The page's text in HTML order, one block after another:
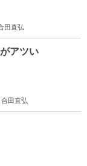
田直弘
アツい
田直弘